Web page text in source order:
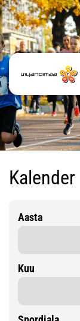
Kalender
Aasta
Kuu